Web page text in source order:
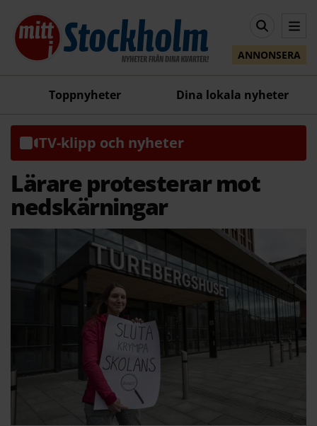
ANNONSERA
Toppnyheter Dina lokala nyheter
TV-klipp och nyheter
Lärare protesterar mot
nedskärningar